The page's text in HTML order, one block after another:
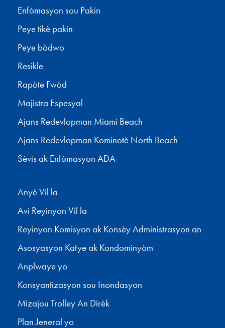
Enfòmasyon sou Pakin
Peye tikè pakin
Peye bòdwo
Resikle
Rapòte Fwòd
Majistra Espesyal
Ajans Redevlopman Miami Beach
Ajans Redevlopman Kominotè North Beach
Sèvis ak Enfòmasyon ADA
Anyè Vil la
Avi Reyinyon Vil la
Reyinyon Komisyon ak Konsèy Administrasyon an
Asosyasyon Katye ak Kondominyòm
Anplwaye yo
Konsyantizasyon sou Inondasyon
Mizajou Trolley An Dirèk
Plan Jeneral yo